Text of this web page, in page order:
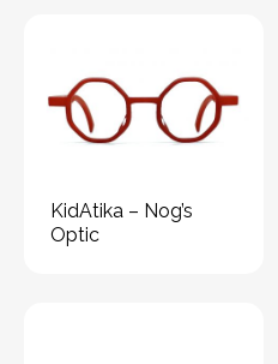
KidAtika – Nog’s
Optic